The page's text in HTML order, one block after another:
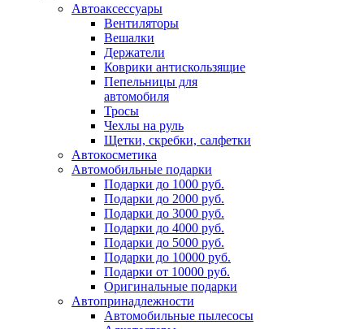
Автоаксессуары
Вентиляторы
Вешалки
Держатели
Коврики антискользящие
Пепельницы для
автомобиля
Тросы
Чехлы на руль
Щетки, скребки, салфетки
Автокосметика
Автомобильные подарки
Подарки до 1000 руб.
Подарки до 2000 руб.
Подарки до 3000 руб.
Подарки до 4000 руб.
Подарки до 5000 руб.
Подарки до 10000 руб.
Подарки от 10000 руб.
Оригинальные подарки
Автопринадлежности
Автомобильные пылесосы